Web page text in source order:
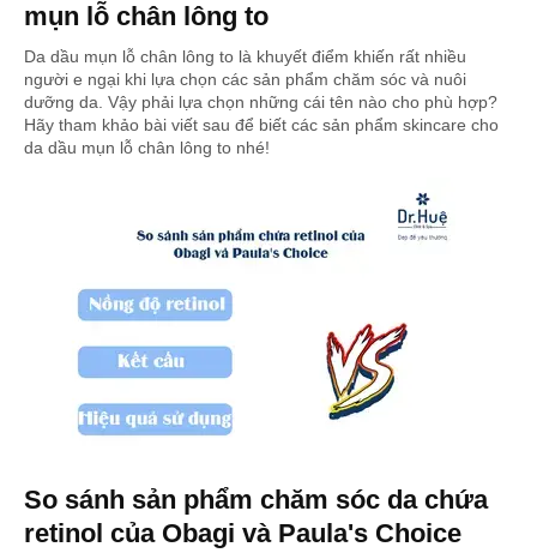
mụn lỗ chân lông to
Da dầu mụn lỗ chân lông to là khuyết điểm khiến rất nhiều
người e ngại khi lựa chọn các sản phẩm chăm sóc và nuôi
dưỡng da. Vậy phải lựa chọn những cái tên nào cho phù hợp?
Hãy tham khảo bài viết sau để biết các sản phẩm skincare cho
da dầu mụn lỗ chân lông to nhé!
So sánh sản phẩm chăm sóc da chứa
retinol của Obagi và Paula's Choice